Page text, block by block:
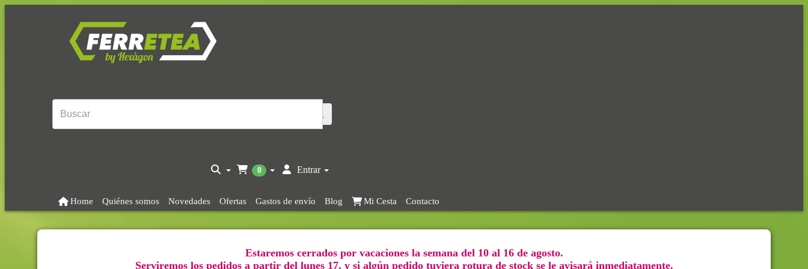
0 Entrar
Home Quiénes somos Novedades Ofertas Gastos de envío Blog Mi Cesta Contacto
Estaremos cerrados por vacaciones la semana del 10 al 16 de agosto.
Serviremos los pedidos a partir del lunes 17, y si algún pedido tuviera rotura de stock se le avisará inmediatamente.